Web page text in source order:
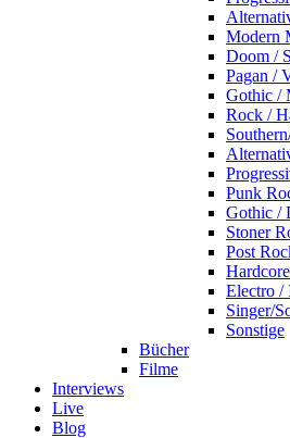
Modern
Doom /
Pagan /
Gothic /
Rock /
Punk
Gothic /
Stoner
Post
Hardcore
Electro /
Singer/
Sonstige
Bücher
Filme
Interviews
Live
Blog